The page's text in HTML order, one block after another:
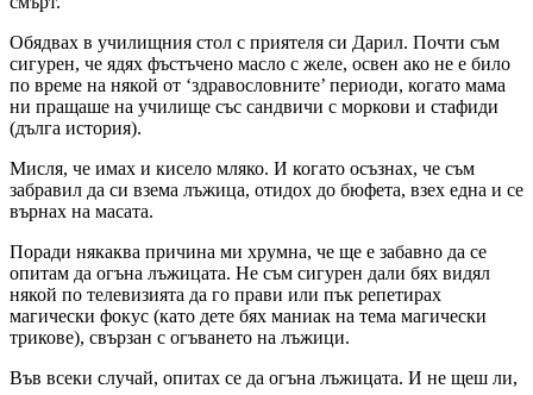
Обядвах в училищния стол с приятеля си Дарил. Почти съм
сигурен, че ядях фъстъчено масло с желе, освен ако не е било
по време на някой от ‘здравословните’ периоди, когато мама
ни пращаше на училище със сандвичи с моркови и стафиди
(дълга история).
Мисля, че имах и кисело мляко. И когато осъзнах, че съм
забравил да си взема лъжица, отидох до бюфета, взех една и се
върнах на масата.
Поради някаква причина ми хрумна, че ще е забавно да се
опитам да огъна лъжицата. Не съм сигурен дали бях видял
някой по телевизията да го прави или пък репетирах
магически фокус (като дете бях маниак на тема магически
трикове), свързан с огъването на лъжици.
Във всеки случай, опитах се да огъна лъжицата. И не щеш ли,